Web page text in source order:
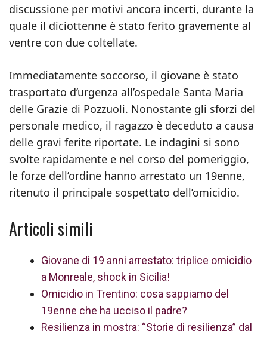
discussione per motivi ancora incerti, durante la
quale il diciottenne è stato ferito gravemente al
ventre con due coltellate.
Immediatamente soccorso, il giovane è stato
trasportato d’urgenza all’ospedale Santa Maria
delle Grazie di Pozzuoli. Nonostante gli sforzi del
personale medico, il ragazzo è deceduto a causa
delle gravi ferite riportate. Le indagini si sono
svolte rapidamente e nel corso del pomeriggio,
le forze dell’ordine hanno arrestato un 19enne,
ritenuto il principale sospettato dell’omicidio.
Articoli simili
Giovane di 19 anni arrestato: triplice omicidio
a Monreale, shock in Sicilia!
Omicidio in Trentino: cosa sappiamo del
19enne che ha ucciso il padre?
Resilienza in mostra: “Storie di resilienza” dal